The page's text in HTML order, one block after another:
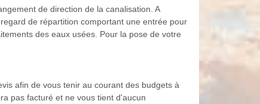
de direction de la canalisation. A
de répartition comportant une entrée pour
des eaux usées. Pour la pose de votre
afin de vous tenir au courant des budgets à
pas facturé et ne vous tient d'aucun